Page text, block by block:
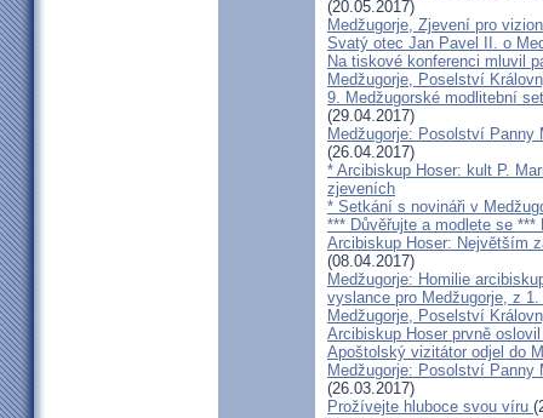
(20.05.2017)
Medžugorje, Zjevení pro
Svatý otec Jan Pavel II. o
Na tiskové konferenci mluvil
Medžugorje, Poselství
9. Medžugorské modlitební
(29.04.2017)
Medžugorje: Posolství Panny
(26.04.2017)
* Arcibiskup Hoser: kult P.
zjeveních
* Setkání s novináři v
*** Důvěřujte a modlete se
Arcibiskup Hoser: Největším
(08.04.2017)
Medžugorje: Homilie
vyslance pro Medžugorje, z 1.
Medžugorje, Poselství
Arcibiskup Hoser prvně
Apoštolský vizitátor odjel do
Medžugorje: Posolství Panny
(26.03.2017)
Prožívejte hluboce svou víru